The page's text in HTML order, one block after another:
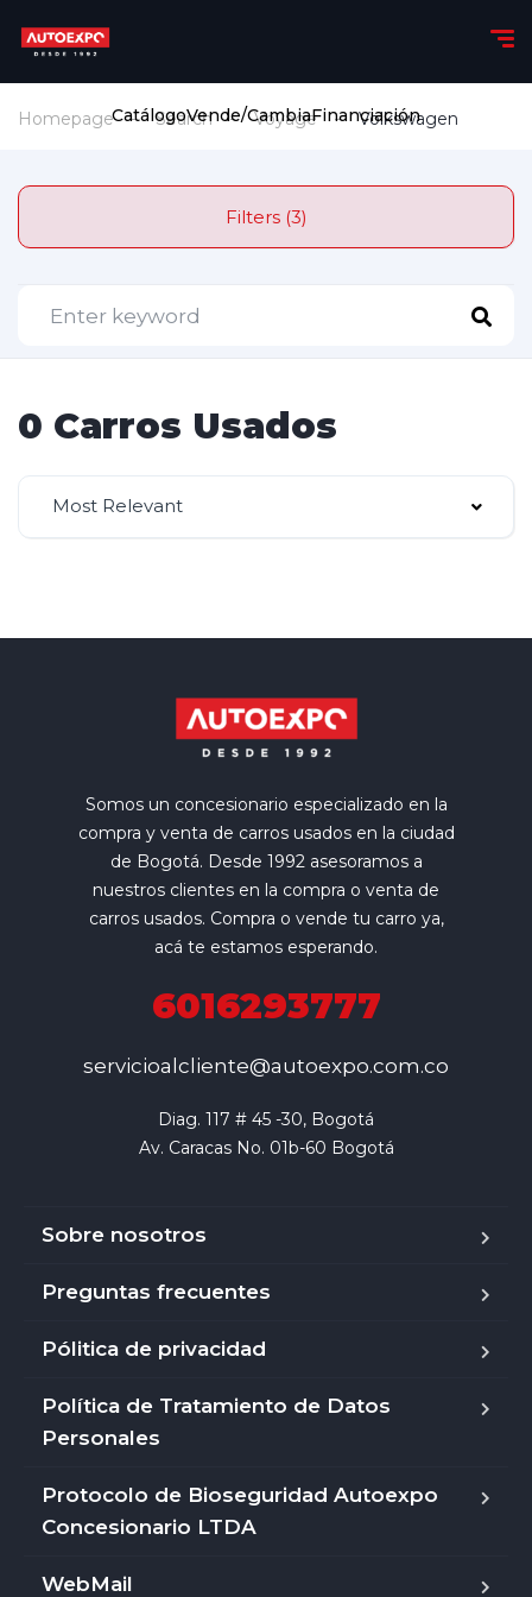
CatálogoVende/CambiaFinanciación
Homepage Search Voyage Volkswagen
Filters (3)
0 Carros Usados
Most Relevant
Somos un concesionario especializado en la
compra y venta de carros usados en la ciudad
de Bogotá. Desde 1992 asesoramos a
nuestros clientes en la compra o venta de
carros usados. Compra o vende tu carro ya,
acá te estamos esperando.
6016293777
servicioalcliente@autoexpo.com.co
Diag. 117 # 45 -30, Bogotá
Av. Caracas No. 01b-60 Bogotá
Sobre nosotros
Preguntas frecuentes
Pólitica de privacidad
Política de Tratamiento de Datos
Personales
Protocolo de Bioseguridad Autoexpo
Concesionario LTDA
WebMail